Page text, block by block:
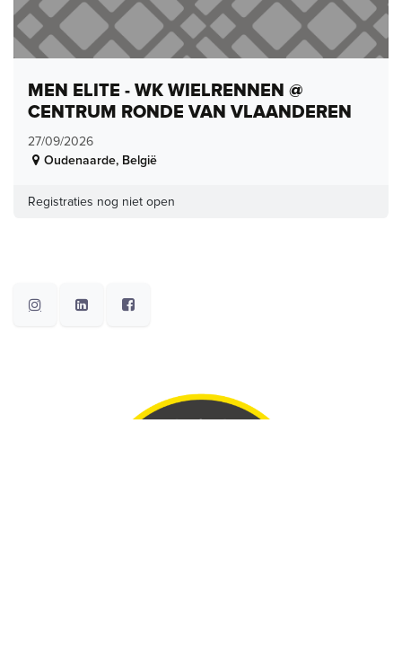
MEN ELITE - WK WIELRENNEN @
CENTRUM RONDE VAN VLAANDEREN
27/09/2026
Oudenaarde, België
Registraties nog niet open